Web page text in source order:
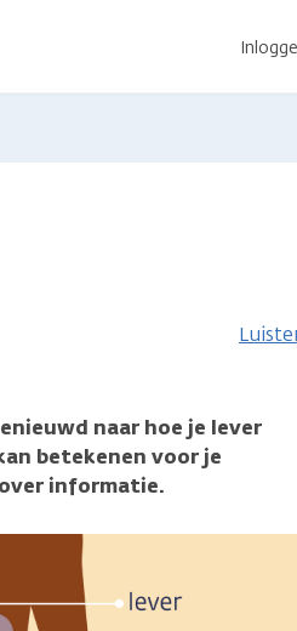
naar hoe je lever
betekenen voor je
informatie.